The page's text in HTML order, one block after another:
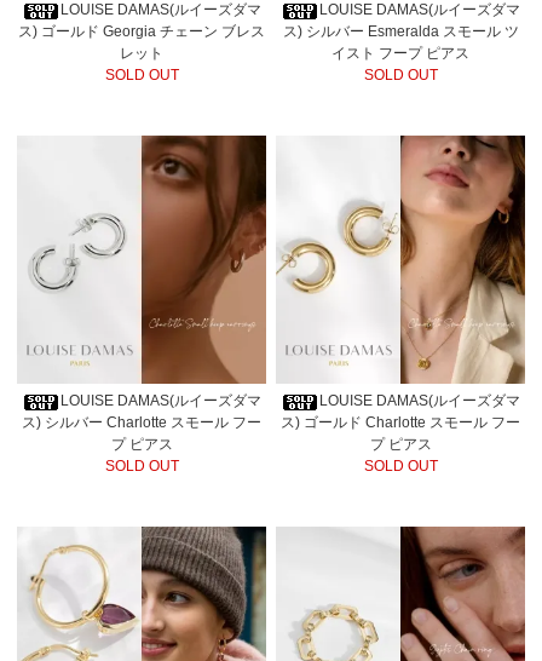
LOUISE DAMAS(ルイーズダマ
ス) ゴールド Georgia チェーン ブレス
レット
SOLD OUT
LOUISE DAMAS(ルイーズダマ
ス) シルバー Esmeralda スモール ツ
イスト フープ ピアス
SOLD OUT
LOUISE DAMAS(ルイーズダマ
ス) シルバー Charlotte スモール フー
プ ピアス
SOLD OUT
LOUISE DAMAS(ルイーズダマ
ス) ゴールド Charlotte スモール フー
プ ピアス
SOLD OUT